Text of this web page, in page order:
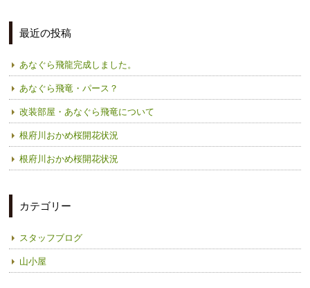
最近の投稿
あなぐら飛龍完成しました。
あなぐら飛竜・パース？
改装部屋・あなぐら飛竜について
根府川おかめ桜開花状況
根府川おかめ桜開花状況
カテゴリー
スタッフブログ
山小屋